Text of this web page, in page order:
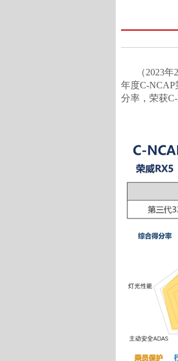
（2023
年度C-NCAP
分率，荣获